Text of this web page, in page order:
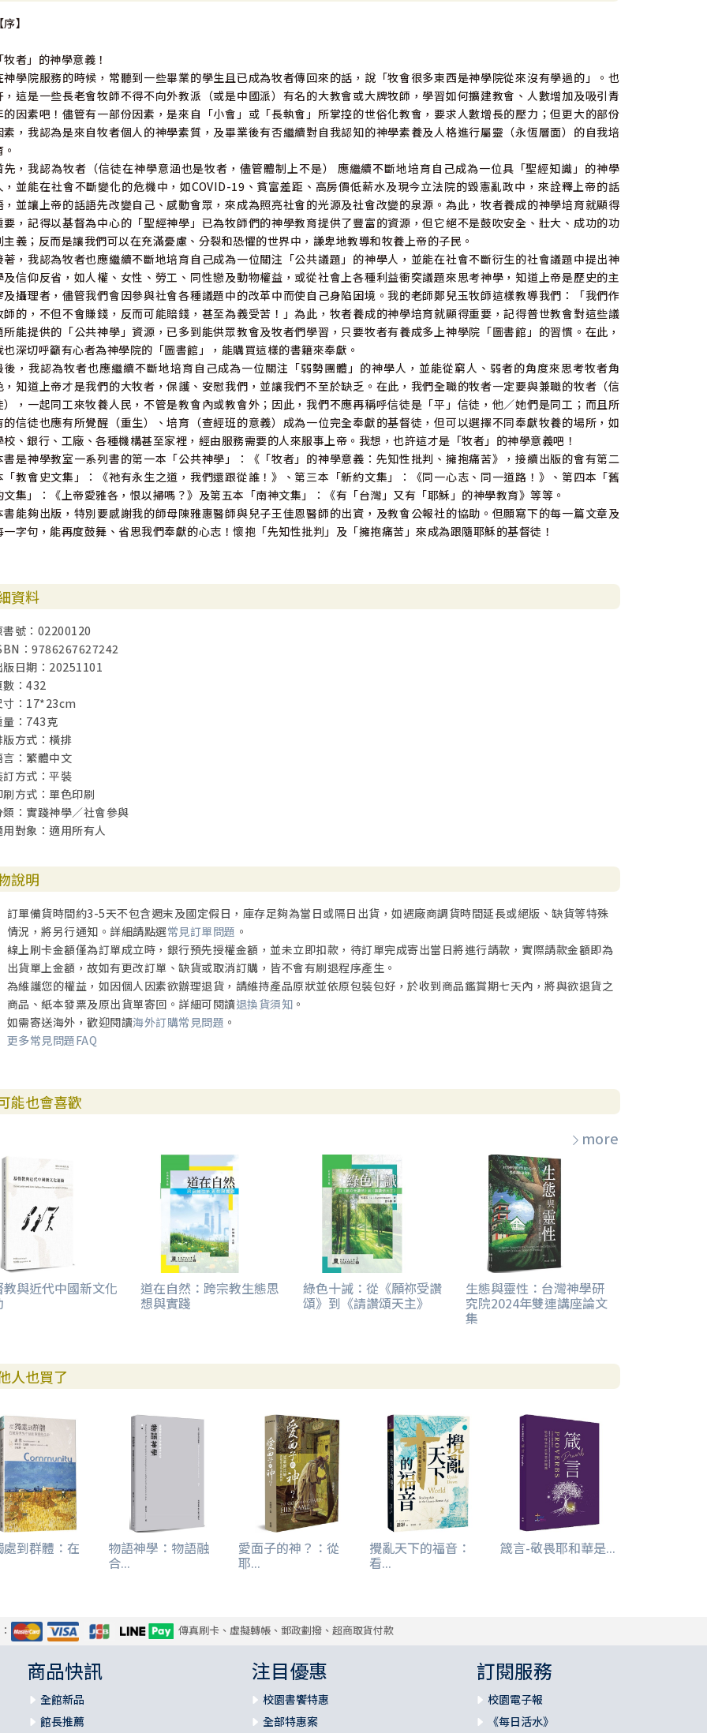
】
牧者」的神學意義！
神學院服務的時候，常聽到一些畢業的學生且已成為牧者傳回來的話，說「牧會很多東西是神學院從來沒有學過的」。也
，這是一些長老會牧師不得不向外教派（或是中國派）有名的大教會或大牌牧師，學習如何擴建教會、人數增加及吸引青
的因素吧！儘管有一部份因素，是來自「小會」或「長執會」所掌控的世俗化教會，要求人數增長的壓力；但更大的部份
素，我認為是來自牧者個人的神學素質，及畢業後有否繼續對自我認知的神學素養及人格進行屬靈（永恆層面）的自我培
先，我認為牧者（信徒在神學意涵也是牧者，儘管體制上不是） 應繼續不斷地培育自己成為一位具「聖經知識」的神學
，並能在社會不斷變化的危機中，如COVID-19、貧富差距、高房價低薪水及現今立法院的毀憲亂政中，來詮釋上帝的話
，並讓上帝的話語先改變自己、感動會眾，來成為照亮社會的光源及社會改變的泉源。為此，牧者養成的神學培育就顯得
要，記得以基督為中心的「聖經神學」已為牧師們的神學教育提供了豐富的資源，但它絕不是鼓吹安全、壯大、成功的功
主義；反而是讓我們可以在充滿憂慮、分裂和恐懼的世界中，謙卑地教導和牧養上帝的子民。
著，我認為牧者也應繼續不斷地培育自己成為一位關注「公共議題」的神學人，並能在社會不斷衍生的社會議題中提出神
及信仰反省，如人權、女性、勞工、同性戀及動物權益，或從社會上各種利益衝突議題來思考神學，知道上帝是歷史的主
及攝理者，儘管我們會因參與社會各種議題中的改革中而使自己身陷困境。我的老師鄭兒玉牧師這樣教導我們：「我們作
師的，不但不會賺錢，反而可能賠錢，甚至為義受苦！」為此，牧者養成的神學培育就顯得重要，記得普世教會對這些議
所能提供的「公共神學」資源，已多到能供眾教會及牧者們學習，只要牧者有養成多上神學院「圖書館」的習慣。在此，
也深切呼籲有心者為神學院的「圖書館」，能購買這樣的書籍來奉獻。
後，我認為牧者也應繼續不斷地培育自己成為一位關注「弱勢團體」的神學人，並能從窮人、弱者的角度來思考牧者角
，知道上帝才是我們的大牧者，保護、安慰我們，並讓我們不至於缺乏。在此，我們全職的牧者一定要與兼職的牧者（信
），一起同工來牧養人民，不管是教會內或教會外；因此，我們不應再稱呼信徒是「平」信徒，他／她們是同工；而且所
的信徒也應有所覺醒（重生）、培育（查經班的意義）成為一位完全奉獻的基督徒，但可以選擇不同奉獻牧養的場所，如
校、銀行、工廠、各種機構甚至家裡，經由服務需要的人來服事上帝。我想，也許這才是「牧者」的神學意義吧！
書是神學教室一系列書的第一本「公共神學」：《「牧者」的神學意義：先知性批判、擁抱痛苦》，接續出版的會有第二
「教會史文集」：《祂有永生之道，我們還跟從誰！》、第三本「新約文集」：《同一心志、同一道路！》、第四本「舊
文集」：《上帝愛雅各，恨以掃嗎？》及第五本「南神文集」：《有「台灣」又有「耶穌」的神學教育》等等。
書能夠出版，特別要感謝我的師母陳雅惠醫師與兒子王佳恩醫師的出資，及教會公報社的協助。但願寫下的每一篇文章及
一字句，能再度鼓舞、省思我們奉獻的心志！懷抱「先知性批判」及「擁抱痛苦」來成為跟隨耶穌的基督徒！
資料
書號：02200120
：9786267627242
版日期：20251101
數：432
寸：17*23cm
量：743克
版方式：橫排
言：繁體中文
訂方式：平裝
刷方式：單色印刷
類：實踐神學／社會參與
用對象：適用所有人
說明
訂單備貨時間約3-5天不包含週末及國定假日，庫存足夠為當日或隔日出貨，如遇廠商調貨時間延長或絕版、缺貨等特殊
情況，將另行通知。詳細請點選常見訂單問題 。
線上刷卡金額僅為訂單成立時，銀行預先授權金額，並未立即扣款，待訂單完成寄出當日將進行請款，實際請款金額即為
出貨單上金額，故如有更改訂單、缺貨或取消訂購，皆不會有刷退程序產生。
為維護您的權益，如因個人因素欲辦理退貨，請維持產品原狀並依原包裝包好，於收到商品鑑賞期七天內，將與欲退貨之
商品、紙本發票及原出貨單寄回。詳細可閱讀退換貨須知 。
如需寄送海外，歡迎閱讀海外訂購常見問題 。
更多常見問題FAQ
能也會喜歡
more
教與近代中國新文化 道在自然：跨宗教生態思
想與實踐
綠色十誡：從《願祢受讚
頌》到《請讚頌天主》
生態與靈性：台灣神學研
究院2024年雙連講座論文
集
人也買了
處到群體：在 物語神學：物語融
合...
愛面子的神？：從
耶...
攪亂天下的福音：
看...
箴言-敬畏耶和華是...
傳真刷卡、虛擬轉帳、郵政劃撥、超商取貨付款
商品快訊
全館新品
館長推薦
注目優惠
校園書饗特惠
全部特惠案
訂閱服務
校園電子報
《每日活水》